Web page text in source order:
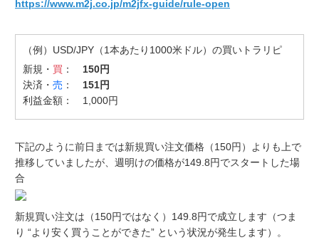
https://www.m2j.co.jp/m2jfx-guide/rule-open
（例）USD/JPY（1本あたり1000米ドル）の買いトラリピ
新規・ 買 ： 150円
決済・ 売 ： 151円
利益金額： 1,000円
下記のように前日までは新規買い注文価格（150円）よりも上で
推移していましたが、週明けの価格が149.8円でスタートした場
合
新規買い注文は（150円ではなく）149.8円で成立します（つま
り “より安く買うことができた” という状況が発生します）。